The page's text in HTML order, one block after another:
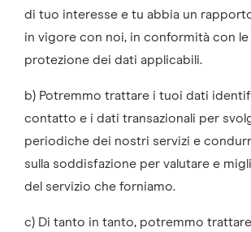
di tuo interesse e tu abbia un
in vigore con noi, in conformità con le
protezione dei dati applicabili.
b) Potremmo trattare i tuoi dati
contatto e i dati transazionali per
periodiche dei nostri servizi e
sulla soddisfazione per valutare e
del servizio che forniamo.
c) Di tanto in tanto, potremmo